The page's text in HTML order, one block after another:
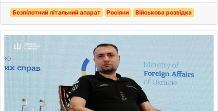
Безпілотний літальний апарат Росіяни Військова розвідка